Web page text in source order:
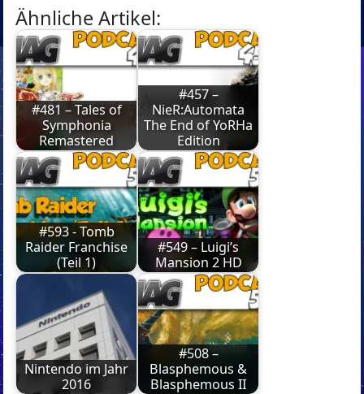
Ähnliche Artikel:
#481 – Tales of
Symphonia
Remastered
#457 –
NieR:Automata
The End of YoRHa
Edition
#593 - Tomb
Raider Franchise
(Teil 1)
#549 – Luigi’s
Mansion 2 HD
Nintendo im Jahr
2016
#508 –
Blasphemous &
Blasphemous II